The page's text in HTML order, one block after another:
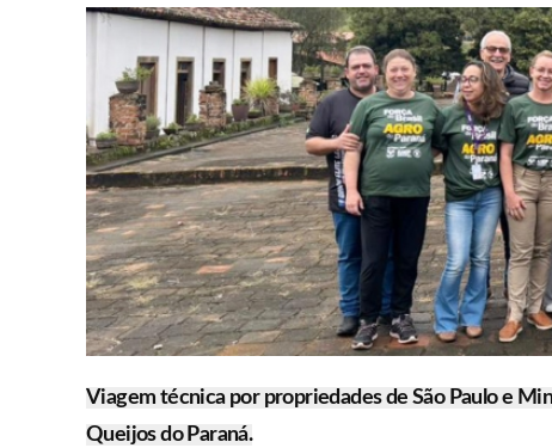
Viagem técnica por propriedades de São Paulo e
Queijos do Paraná.